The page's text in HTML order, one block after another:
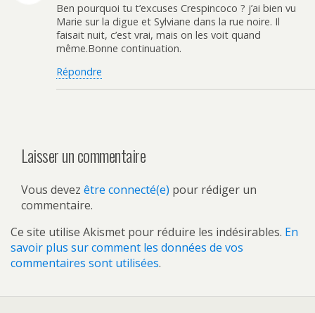
Ben pourquoi tu t’excuses Crespincoco ? j’ai bien vu
Marie sur la digue et Sylviane dans la rue noire. Il
faisait nuit, c’est vrai, mais on les voit quand
même.Bonne continuation.
Répondre
Laisser un commentaire
Vous devez être connecté(e) pour rédiger un
commentaire.
Ce site utilise Akismet pour réduire les indésirables. En
savoir plus sur comment les données de vos
commentaires sont utilisées.